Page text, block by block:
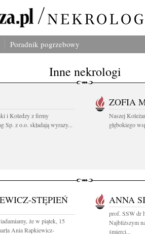
Poradnik pogrzebowy
Inne nekrologi
i Koledzy z firmy
Sp. z o.o. składają wyrazy...
ZOFIA
Naszej
głębokiego
STĘPIEŃ
że w piątek, 15
Ania Rapkiewicz-
ANNA
prof. SSW dr
Najbliższym
śmierci...